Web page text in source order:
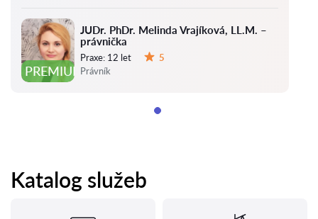
PREMIUM
JUDr. PhDr. Melinda Vrajíková, LL.M. –
právnička
Praxe: 12 let
5
Právník
Katalog služeb